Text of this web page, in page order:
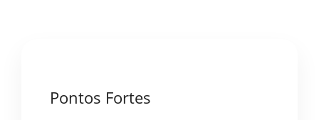
Pontos Fortes